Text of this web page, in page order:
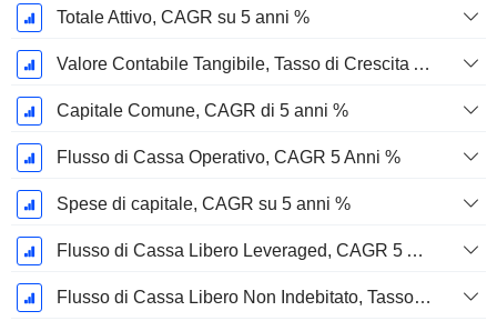
Totale Attivo, CAGR su 5 anni %
Valore Contabile Tangibile, Tasso di Crescita Annuo Composto a 5 Anni %
Capitale Comune, CAGR di 5 anni %
Flusso di Cassa Operativo, CAGR 5 Anni %
Spese di capitale, CAGR su 5 anni %
Flusso di Cassa Libero Leveraged, CAGR 5 Anni %
Flusso di Cassa Libero Non Indebitato, Tasso di Crescita Annuo Composto su 5 Anni %